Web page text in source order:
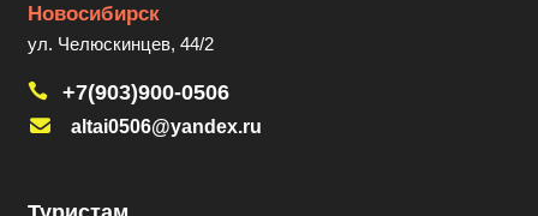
Новосибирск
ул. Челюскинцев, 44/2
+7(903)900-0506
altai0506@yandex.ru